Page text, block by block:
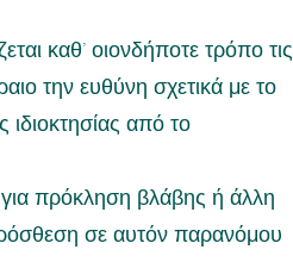
καθ’ οιονδήποτε τρόπο τις
την ευθύνη σχετικά με το
από το
πρόκληση βλάβης ή άλλη
σε αυτόν παρανόμου